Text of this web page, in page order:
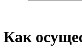
Как